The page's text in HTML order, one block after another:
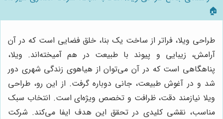
🏠
طراحی ویلا، فراتر از ساخت یک بنا، خلق فضایی است که در آن
آرامش، زیبایی و پیوند با طبیعت در هم آمیخته‌اند. ویلا،
پناهگاهی است که در آن می‌توان از هیاهوی زندگی شهری دور
شد و در آغوش طبیعت، جانی دوباره گرفت. از این رو، طراحی
ویلا نیازمند دقت، ظرافت و تخصص ویژه‌ای است. انتخاب سبک
مناسب، نقشی کلیدی در تحقق این هدف ایفا می‌کند. شرکت